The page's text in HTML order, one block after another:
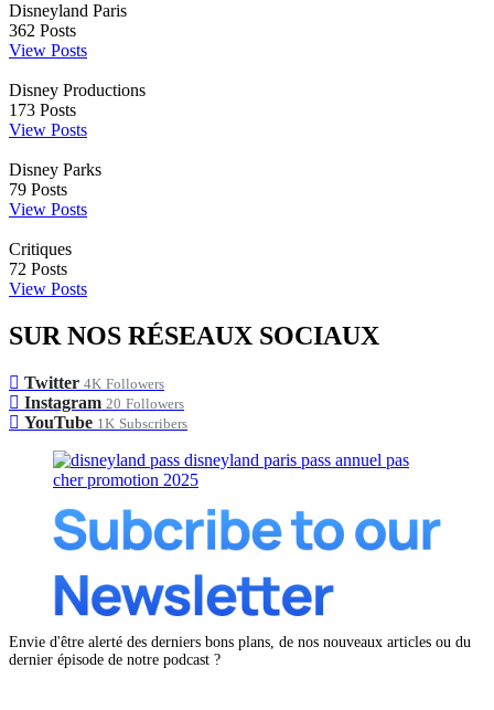
Disneyland Paris
362 Posts
View Posts
Disney Productions
173 Posts
View Posts
Disney Parks
79 Posts
View Posts
Critiques
72 Posts
View Posts
SUR NOS RÉSEAUX SOCIAUX
Twitter 4K Followers
Instagram 20 Followers
YouTube 1K Subscribers
Envie d'être alerté des derniers bons plans, de nos nouveaux articles ou du
dernier épisode de notre podcast ?